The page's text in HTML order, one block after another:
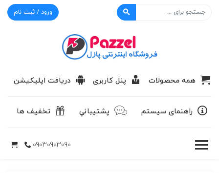
ورود / ثبت نام
همه محصولات پنل کاربری دریافت اپلیکیشن
راهنمای سیستم پشتيباني تخفیف ها
09030903090